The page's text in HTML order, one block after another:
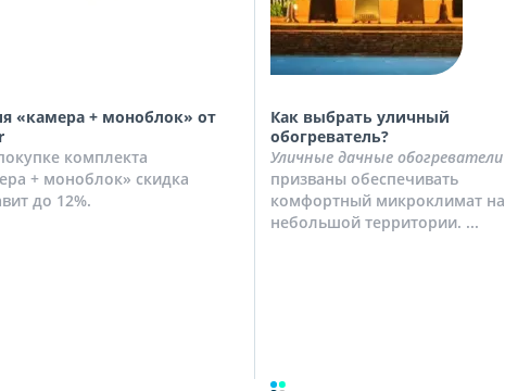
«камера + моноблок» от
комплекта
+ моноблок» скидка
до 12%.
Как выбрать уличный
обогреватель?
Уличные дачные обогреватели
призваны обеспечивать
комфортный микроклимат на
небольшой территории. ...